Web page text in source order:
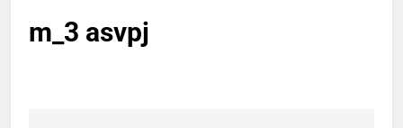
m_3 asvpj